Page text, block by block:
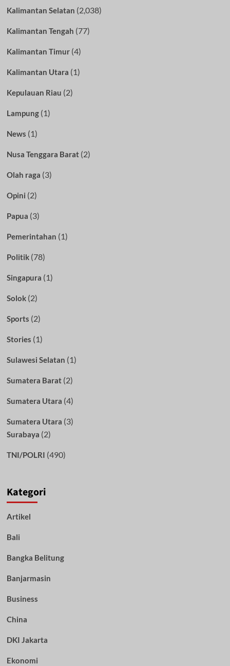
Kalimantan Selatan (2,038)
Kalimantan Tengah (77)
Kalimantan Timur(4)
Kalimantan Utara (1)
Kepulauan Riau (2)
Lampung(1)
News (1)
Nusa Tenggara Barat(2)
Olah raga (3)
Opini (2)
Papua (3)
Pemerintahan (1)
Politik(78)
Singapura (1)
Solok(2)
Sports (2)
Stories (1)
Sulawesi Selatan (1)
Sumatera Barat(2)
Sumatera Utara (4)
Sumatera Utara (3)
Surabaya (2)
TNI/POLRI (490)
Kategori
Artikel
Bali
Bangka Belitung
Banjarmasin
Business
China
DKI Jakarta
Ekonomi